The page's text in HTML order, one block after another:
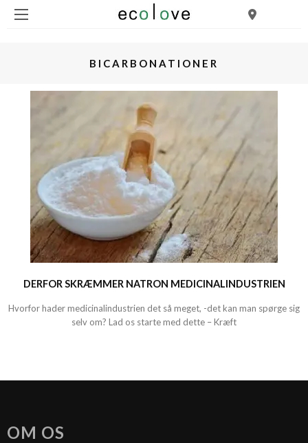
BICARBONATIONER
DERFOR SKRÆMMER NATRON MEDICINALINDUSTRIEN
Hvorfor hader medicinalindustrien det så meget, -det kan man spørge sig
selv om? Lad os starte med dette – Kræft
OM OS